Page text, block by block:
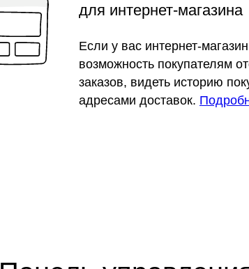
для интернет-магазина
Если у вас интернет-
возможность покупателям
заказов, видеть историю
адресами доставок.